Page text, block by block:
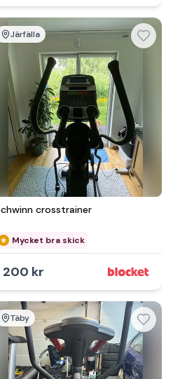
Se mer hos
Järfälla
crosstrainer
Mycket bra skick
200 kr
Se mer hos
Täby